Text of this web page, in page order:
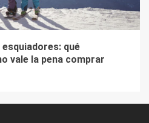
qué
vale la pena comprar